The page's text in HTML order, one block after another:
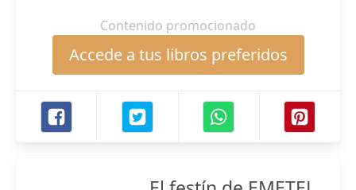
Contenido promocionado
Accede a tus libros preferidos